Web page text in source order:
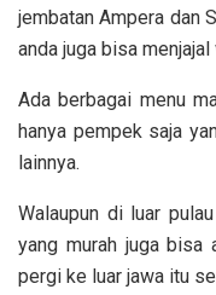
jembatan Ampera dan
anda juga bisa
Ada berbagai menu
hanya pempek saja
lainnya.
Walaupun di luar
yang murah juga bisa
pergi ke luar jawa itu